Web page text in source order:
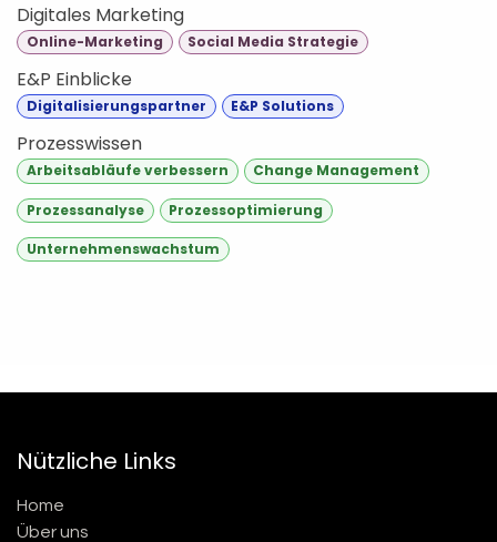
Digitales Marketing
Online-Marketing Social Media Strategie
E&P Einblicke
Digitalisierungspartner E&P Solutions
Prozesswissen
Arbeitsabläufe verbessern Change Management
Prozessanalyse Prozessoptimierung
Unternehmenswachstum
Nützliche Links
Home
Über uns